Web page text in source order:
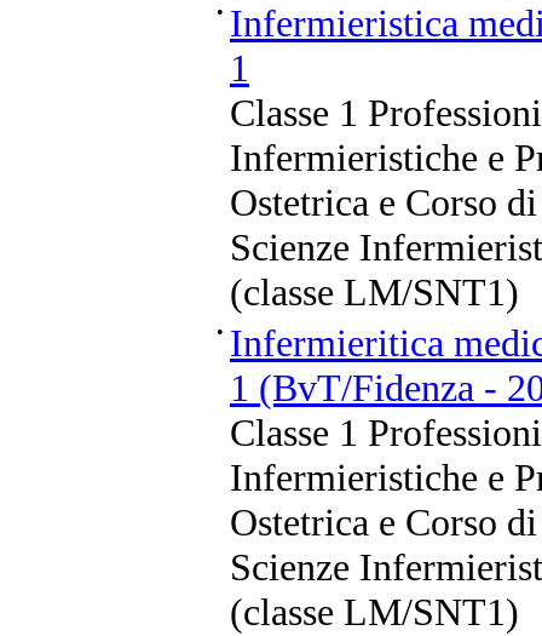
• Infermieristica
1
Classe 1
Infermieristiche e
Ostetrica e Corso
Scienze
(classe LM/SNT1)
• Infermieritica
1 (BvT/Fidenza -
Classe 1
Infermieristiche e
Ostetrica e Corso
Scienze
(classe LM/SNT1)